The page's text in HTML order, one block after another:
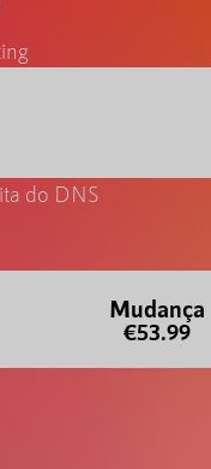
do DNS
Mudança
€53.99